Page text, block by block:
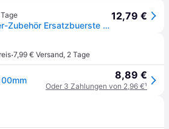
Einhell Fugenreiniger-Zubehör Ersatzbuerste Stahl GC-EG 1410 3424100
12,79 €
·7,99 € Versand, 2 Tage
8,89 €
Oder 3 Zahlungen von 2,96 €¹